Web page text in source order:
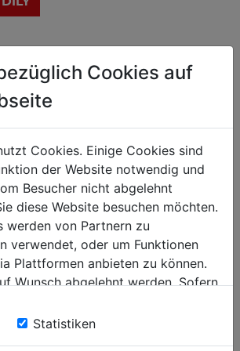
[mm] 450 x 185 x 310
bubny
H05VV-F3G1.5
[m]
Cookies auf
Cookies. Einige Cookies sind
der Website notwendig und
Besucher nicht abgelehnt
diese Website besuchen möchten.
werden von Partnern zu
verwendet, oder um Funktionen
Plattformen anbieten zu können.
Wunsch abgelehnt werden. Sofern
Cookies.
Statistiken